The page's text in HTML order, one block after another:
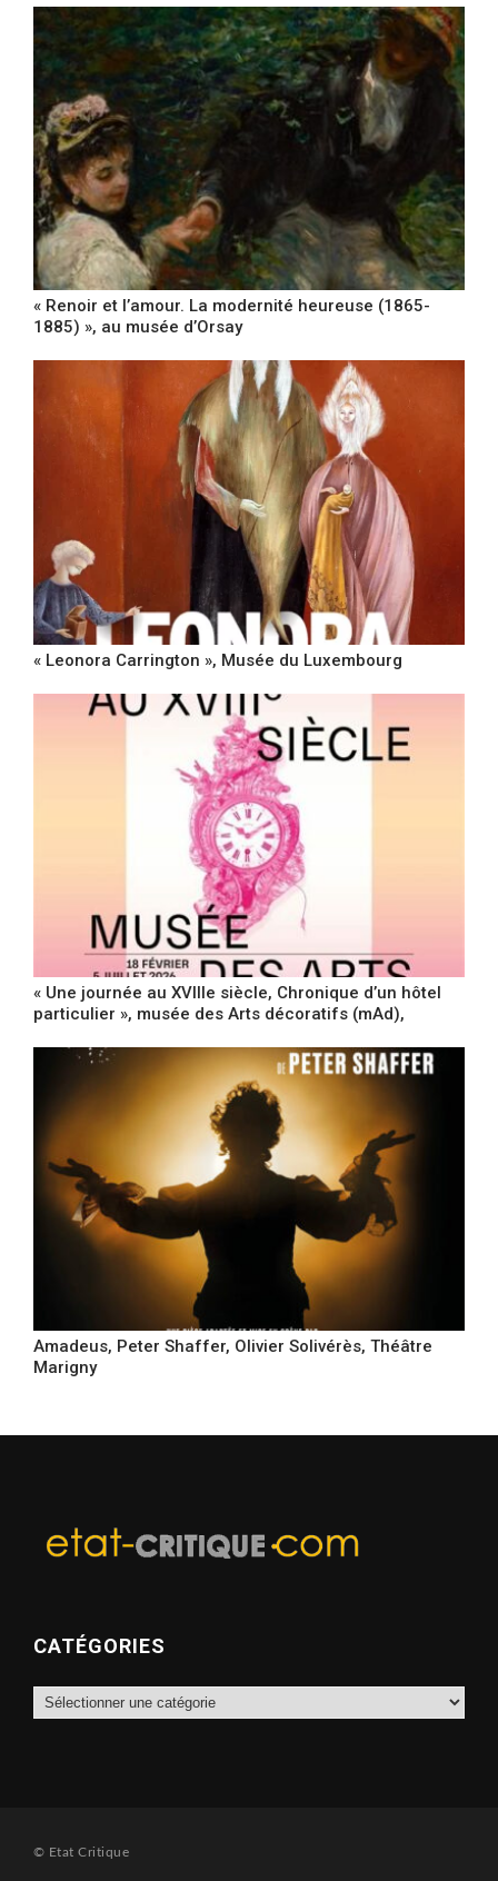
« Renoir et l’amour. La modernité heureuse (1865-
1885) », au musée d’Orsay
« Leonora Carrington », Musée du Luxembourg
« Une journée au XVIIIe siècle, Chronique d’un hôtel
particulier », musée des Arts décoratifs (mAd),
Amadeus, Peter Shaffer, Olivier Solivérès, Théâtre
Marigny
CATÉGORIES
Catégories
© Etat Critique